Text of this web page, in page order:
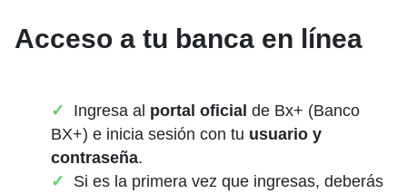
Acceso a tu banca en línea
Ingresa al portal oficial de Bx+ (Banco
BX+) e inicia sesión con tu usuario y
contraseña.
Si es la primera vez que ingresas, deberás